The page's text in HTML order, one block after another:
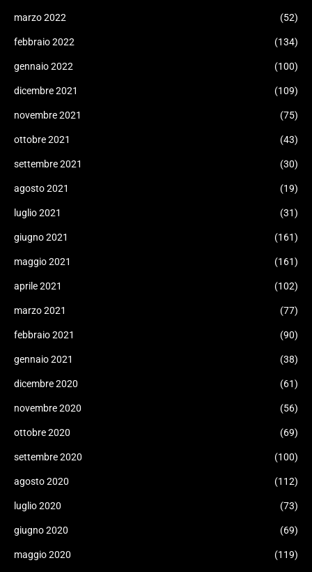
marzo 2022 (52)
febbraio 2022 (134)
gennaio 2022 (100)
dicembre 2021 (109)
novembre 2021 (75)
ottobre 2021 (43)
settembre 2021 (30)
agosto 2021 (19)
luglio 2021 (31)
giugno 2021 (161)
maggio 2021 (161)
aprile 2021 (102)
marzo 2021 (77)
febbraio 2021 (90)
gennaio 2021 (38)
dicembre 2020 (61)
novembre 2020 (56)
ottobre 2020 (69)
settembre 2020 (100)
agosto 2020 (112)
luglio 2020 (73)
giugno 2020 (69)
maggio 2020 (119)